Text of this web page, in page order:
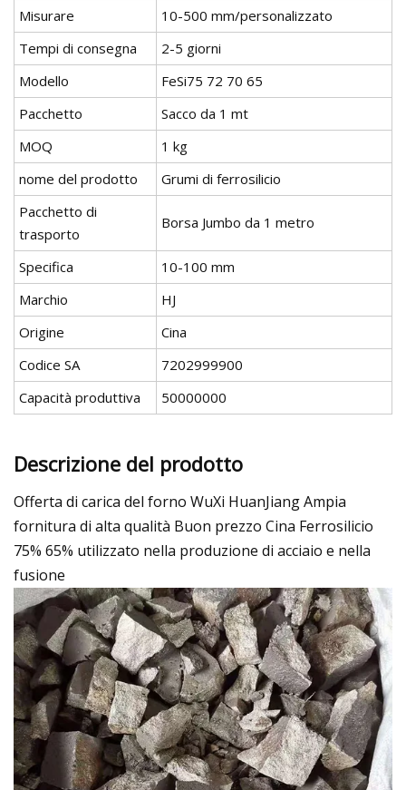
Misurare
10-500 mm/personalizzato
Tempi di consegna
2-5 giorni
Modello
FeSi75 72 70 65
Pacchetto
Sacco da 1 mt
MOQ
1 kg
nome del prodotto
Grumi di ferrosilicio
Pacchetto di
trasporto
Borsa Jumbo da 1 metro
Specifica
10-100 mm
Marchio
HJ
Origine
Cina
Codice SA
7202999900
Capacità produttiva
50000000
Descrizione del prodotto
Offerta di carica del forno WuXi HuanJiang Ampia
fornitura di alta qualità Buon prezzo Cina Ferrosilicio
75% 65% utilizzato nella produzione di acciaio e nella
fusione